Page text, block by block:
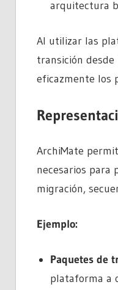
arquitectura
Al utilizar las
transición
eficazmente los
ArchiMate
necesarios para
migración,
Ejemplo:
Paquetes de
plataforma a